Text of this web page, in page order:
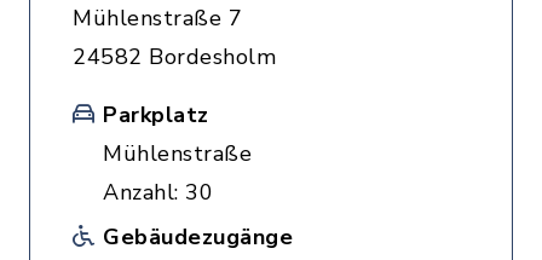
Mühlenstraße 7
24582 Bordesholm
Parkplatz
Mühlenstraße
Anzahl: 30
Gebäudezugänge